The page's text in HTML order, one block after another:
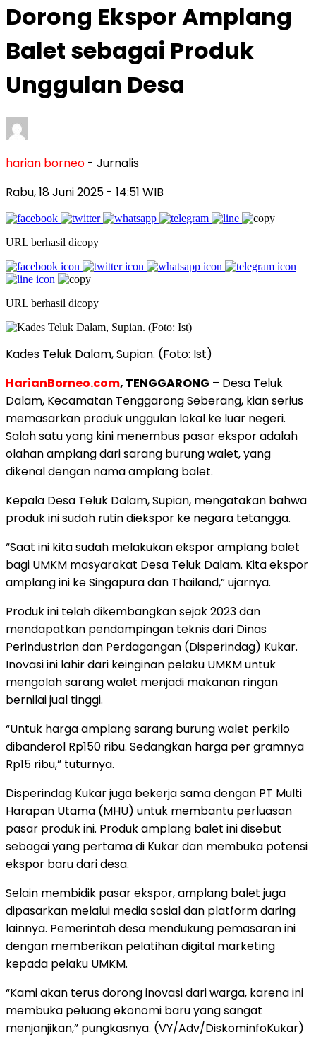
Dorong Ekspor Amplang
Balet sebagai Produk
Unggulan Desa
harian borneo - Jurnalis
Rabu, 18 Juni 2025 - 14:51 WIB
URL berhasil dicopy
URL berhasil dicopy
Kades Teluk Dalam, Supian. (Foto: Ist)
HarianBorneo.com, TENGGARONG – Desa Teluk
Dalam, Kecamatan Tenggarong Seberang, kian serius
memasarkan produk unggulan lokal ke luar negeri.
Salah satu yang kini menembus pasar ekspor adalah
olahan amplang dari sarang burung walet, yang
dikenal dengan nama amplang balet.
Kepala Desa Teluk Dalam, Supian, mengatakan bahwa
produk ini sudah rutin diekspor ke negara tetangga.
“Saat ini kita sudah melakukan ekspor amplang balet
bagi UMKM masyarakat Desa Teluk Dalam. Kita ekspor
amplang ini ke Singapura dan Thailand,” ujarnya.
Produk ini telah dikembangkan sejak 2023 dan
mendapatkan pendampingan teknis dari Dinas
Perindustrian dan Perdagangan (Disperindag) Kukar.
Inovasi ini lahir dari keinginan pelaku UMKM untuk
mengolah sarang walet menjadi makanan ringan
bernilai jual tinggi.
“Untuk harga amplang sarang burung walet perkilo
dibanderol Rp150 ribu. Sedangkan harga per gramnya
Rp15 ribu,” tuturnya.
Disperindag Kukar juga bekerja sama dengan PT Multi
Harapan Utama (MHU) untuk membantu perluasan
pasar produk ini. Produk amplang balet ini disebut
sebagai yang pertama di Kukar dan membuka potensi
ekspor baru dari desa.
Selain membidik pasar ekspor, amplang balet juga
dipasarkan melalui media sosial dan platform daring
lainnya. Pemerintah desa mendukung pemasaran ini
dengan memberikan pelatihan digital marketing
kepada pelaku UMKM.
“Kami akan terus dorong inovasi dari warga, karena ini
membuka peluang ekonomi baru yang sangat
menjanjikan,” pungkasnya. (VY/Adv/DiskominfoKukar)